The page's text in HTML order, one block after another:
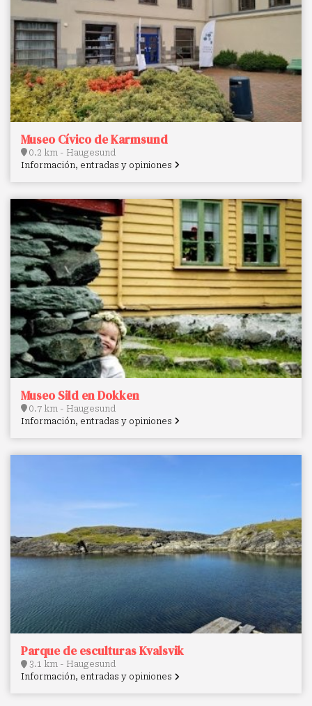
Museo Cívico de Karmsund
0.2 km - Haugesund
Información, entradas y opiniones
Museo Sild en Dokken
0.7 km - Haugesund
Información, entradas y opiniones
Parque de esculturas Kvalsvik
3.1 km - Haugesund
Información, entradas y opiniones